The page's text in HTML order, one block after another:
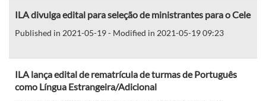
ILA divulga edital para seleção de ministrantes para o Cele
Published in 2021-05-19 - Modified in 2021-05-19 09:23
ILA lança edital de rematrícula de turmas de Português
como Língua Estrangeira/Adicional